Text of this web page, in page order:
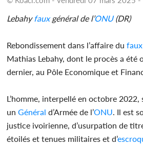
Lebahy fauxgénéral de l’ONU(DR)
Rebondissement dans l’affaire dufaux
Mathias Lebahy, dont le procès a été
dernier, au Pôle Economique et
L’homme, interpellé en octobre
unGénéral d’Armée de l’ONU . Il est
justice ivoirienne, d’usurpation de
étoilés et tenues militaires et d’